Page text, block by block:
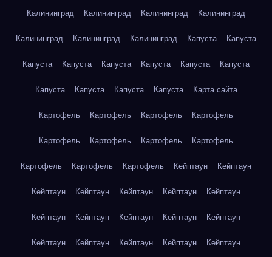
Калининград Калининград Калининград Калининград
Калининград Калининград Калининград Капуста Капуста
Капуста Капуста Капуста Капуста Капуста Капуста
Капуста Капуста Капуста Капуста Карта сайта
Картофель Картофель Картофель Картофель
Картофель Картофель Картофель Картофель
Картофель Картофель Картофель Кейптаун Кейптаун
Кейптаун Кейптаун Кейптаун Кейптаун Кейптаун
Кейптаун Кейптаун Кейптаун Кейптаун Кейптаун
Кейптаун Кейптаун Кейптаун Кейптаун Кейптаун